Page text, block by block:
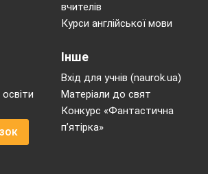
цвісти –
мужні солдати,
камені звелись,
хмари понад ними.
бачив їх колись,
хто бачив їх живими.
вчителів
Курси англійської мови
Інше
Вхід для учнів (naurok.ua)
Матеріали до свят
Конкурс «Фантастична
п’ятірка»